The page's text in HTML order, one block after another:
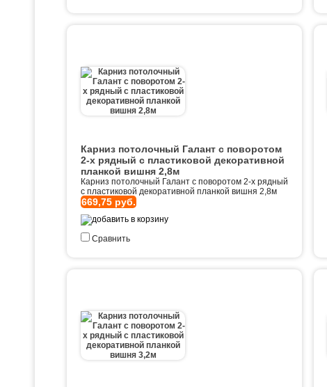
Карниз потолочный Галант с поворотом
2-х рядный с пластиковой декоративной
планкой вишня 2,8м
Карниз потолочный Галант с поворотом 2-х рядный
с пластиковой декоративной планкой вишня 2,8м
669,75 руб.
Сравнить